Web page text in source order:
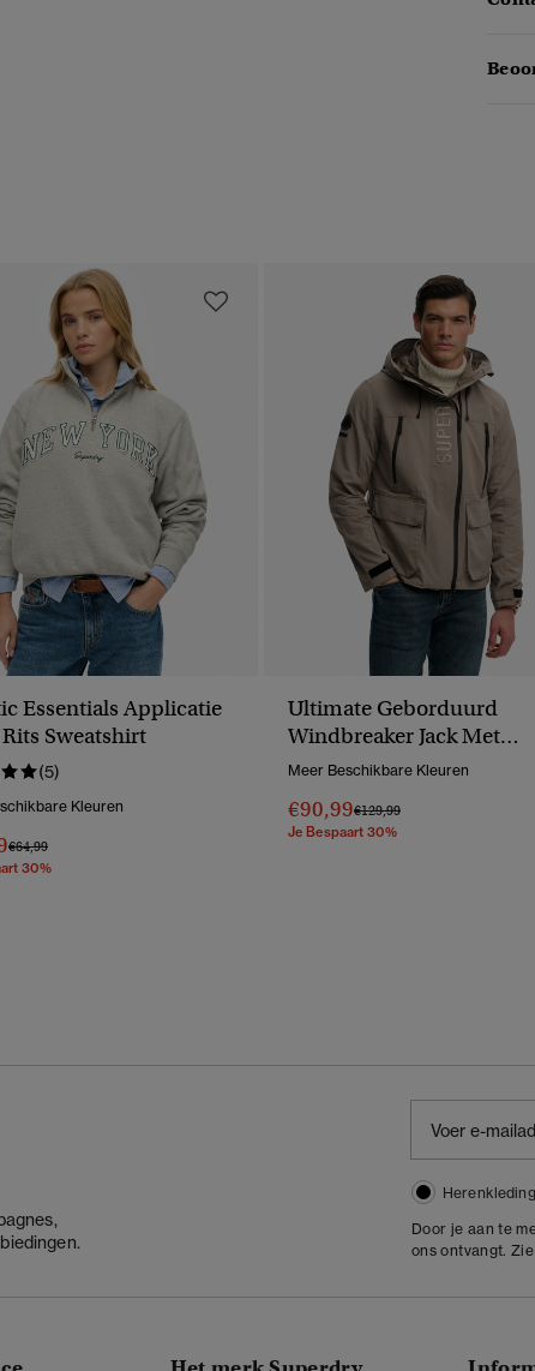
Essentials Applicatie
Sweatshirt
(5)
Kleuren
Prijs Verlaagd Van
€64,99Naar
30%
Ultimate Geborduurd
Windbreaker Jack Met
Capuchon
Meer Beschikbare Kleuren
€90,99Prijs Verlaagd Van
€129,99Naar
Je Bespaart 30%
Herenkleding
Door je aan te
ons ontvangt.